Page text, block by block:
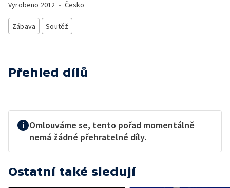
Vyrobeno 2012 • Česko
Zábava Soutěž
Přehled dílů
Omlouváme se, tento pořad momentálně
nemá žádné přehratelné díly.
Ostatní také sledují